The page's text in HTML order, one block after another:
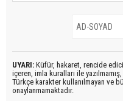
UYARI: Küfür, hakaret, rencide
içeren, imla kuralları ile yazılmamış,
Türkçe karakter kullanılmayan ve
onaylanmamaktadır.